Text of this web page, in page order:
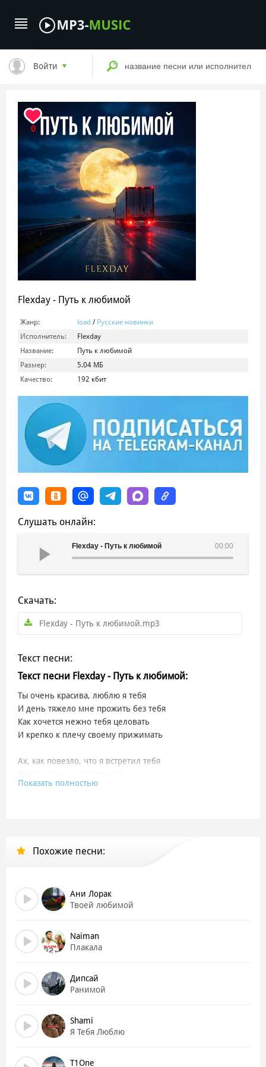
Войти
0
Flexday - Путь к любимой
Жанр: load / Русские новинки
Исполнитель:
Flexday
Название:
Путь к любимой
Размер:
5.04 МБ
Качество:
192 кбит
Слушать онлайн:
00:00
Flexday - Путь к любимой
Скачать:
Flexday - Путь к любимой.mp3
Текст песни:
Текст песни Flexday - Путь к любимой:
Ты очень красива, люблю я тебя
И день тяжело мне прожить без тебя
Как хочется нежно тебя целовать
И крепко к плечу своему прижимать
Ах, как повезло, что я встретил тебя
В разлуке с тобою считаю часы
Путь держу к любимой, еду я домой
Много лет уж прошло, а как будто вчера
У подъезда стоял, целовал я тебя
Полюбил я тебя, полюбил навсегда!
Без тебя одиноко, я бы точно не смог
Снова жму на педаль, я к любимой спешу
Лишь тобою одной в этом мире дышу!
Пасмурно на небе и ночная мгла
Одиноко светит жёлтая луна!
Привезу подарки милой дорогой
Показать полностью
Похожие песни:
Ани Лорак
Твоей любимой
Naiman
Плакала
Дипсай
Ранимой
Shami
Я Тебя Люблю
T1One